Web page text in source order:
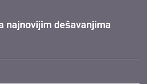
najnovijim dešavanjima